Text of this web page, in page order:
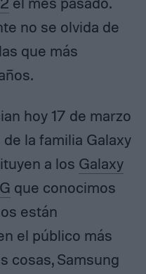
no se olvida de
que más
hoy 17 de marzo
la familia Galaxy
a los Galaxy
que conocimos
están
el público más
cosas, Samsung